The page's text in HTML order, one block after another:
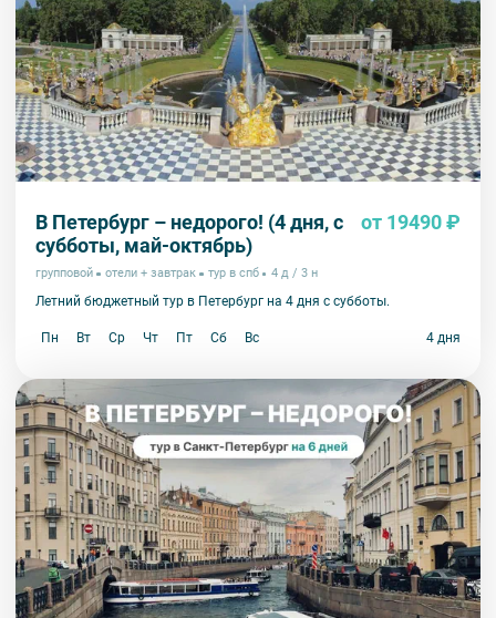
В Петербург – недорого! (4 дня, с
субботы, май-октябрь)
от 19490 ₽
групповой отели + завтрак тур в спб 4 д / 3 н
Летний бюджетный тур в Петербург на 4 дня с субботы.
Пн Вт Ср Чт Пт Сб Вс 4 дня